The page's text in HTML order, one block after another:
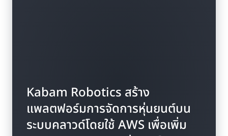
Kabam Robotics สร้าง
แพลตฟอร์มการจัดการหุ่นยนต์บน
ระบบคลาวด์โดยใช้ AWS เพื่อเพิ่ม